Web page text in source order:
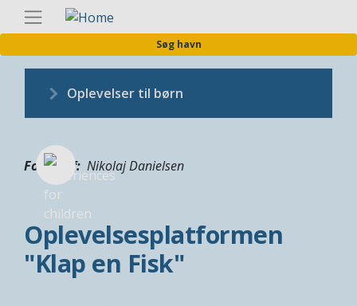
Søg havn
Oplevelser til børn
Fotograf Nikolaj Danielsen
Oplevelsesplatformen
"Klap en Fisk"